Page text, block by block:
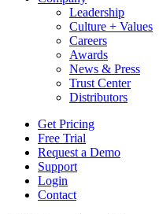
Leadership
Culture + Values
Careers
Awards
News & Press
Trust Center
Distributors
Get Pricing
Free Trial
Request a Demo
Support
Login
Contact